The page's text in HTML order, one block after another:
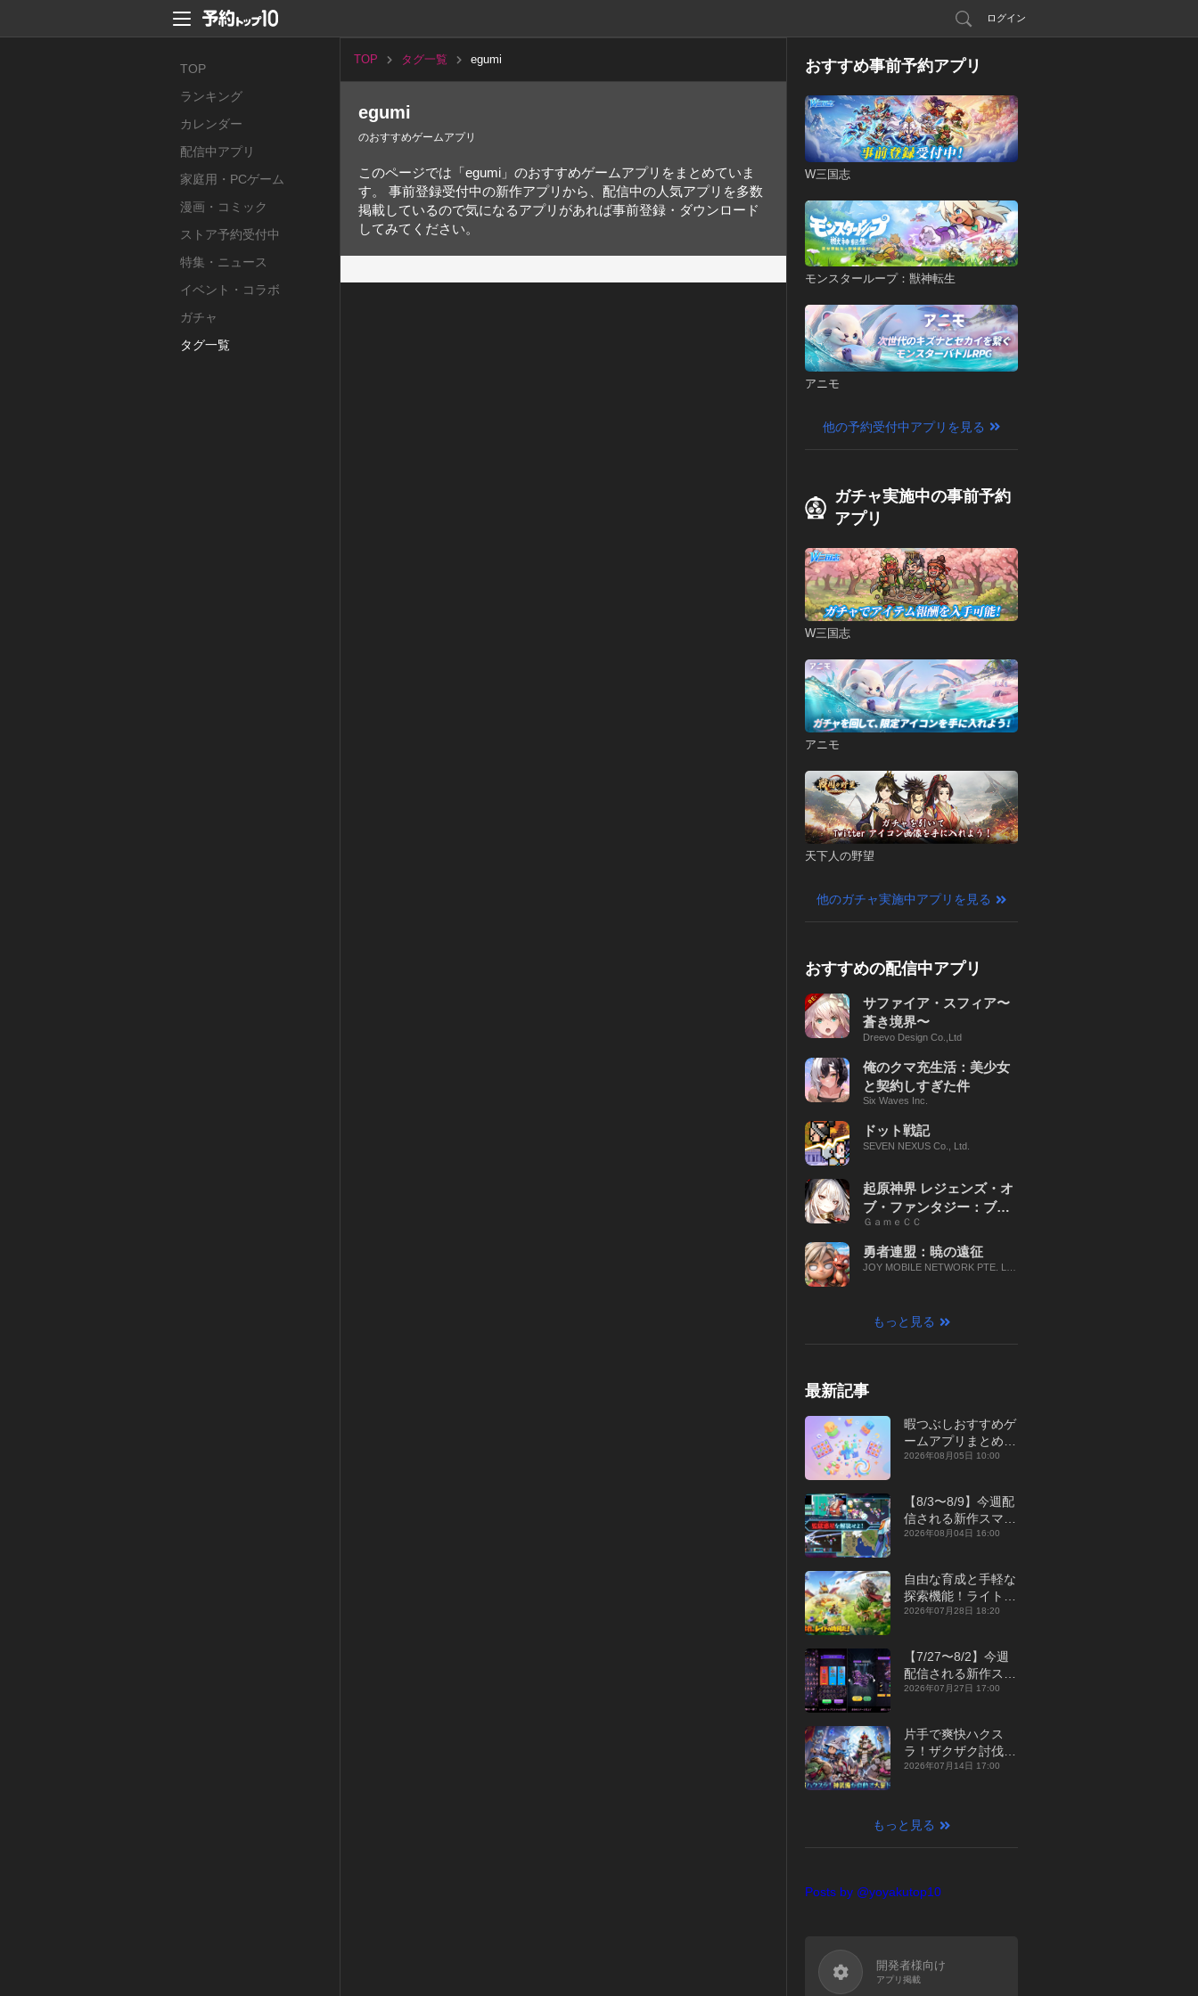
ログイン
TOP
ランキング
カレンダー
配信中アプリ
家庭用・PCゲーム
漫画・コミック
ストア予約受付中
特集・ニュース
イベント・コラボ
ガチャ
タグ一覧
TOP タグ一覧 egumi
egumi
のおすすめゲームアプリ
このページでは「egumi」のおすすめゲームアプリをまとめていま
す。 事前登録受付中の新作アプリから、配信中の人気アプリを多数
掲載しているので気になるアプリがあれば事前登録・ダウンロード
してみてください。
おすすめ事前予約アプリ
W三国志
モンスターループ：獣神転生
アニモ
他の予約受付中アプリを見る
ガチャ実施中の事前予約
アプリ
W三国志
アニモ
天下人の野望
他のガチャ実施中アプリを見る
おすすめの配信中アプリ
サファイア・スフィア〜
蒼き境界〜
Dreevo Design Co.,Ltd
俺のクマ充生活：美少女
と契約しすぎた件
Six Waves Inc.
ドット戦記
SEVEN NEXUS Co., Ltd.
起原神界 レジェンズ・オ
ブ・ファンタジー：ブレ
イブ X
ＧａｍｅＣＣ
勇者連盟：暁の遠征
JOY MOBILE NETWORK PTE. LT
もっと見る
最新記事
暇つぶしおすすめゲ
ームアプリまとめ｜
オフライン対応あり
2026年08月05日 10:00
【8/3〜8/9】今週配
信される新作スマホ
ゲームをまとめてお
2026年08月04日 16:00
自由な育成と手軽な
探索機能！ライトカ
ジュアルMMORPG
征』【最新作PICKU
P】
2026年07月28日 18:20
【7/27〜8/2】今週
配信される新作スマ
ホゲームをまとめて
年】
2026年07月27日 17:00
片手で爽快ハクス
ラ！ザクザク討伐し
て神装備を集める放
【最新作PICKUP】
2026年07月14日 17:00
もっと見る
Posts by @yoyakutop10
開発者様向け
アプリ掲載